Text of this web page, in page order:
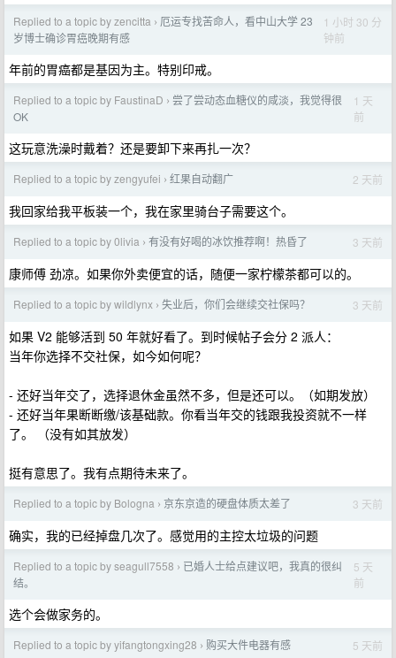
Replied to a topic by zencitta › 厄运专找苦命人，看中山大学 23
岁博士确诊胃癌晚期有感
1 小时 30 分
钟前
年前的胃癌都是基因为主。特别印戒。
Replied to a topic by FaustinaD › 尝了尝动态血糖仪的咸淡，我觉得很
OK
1 天
前
这玩意洗澡时戴着？还是要卸下来再扎一次？
Replied to a topic by zengyufei › 红果自动翻广 2 天前
我回家给我平板装一个，我在家里骑台子需要这个。
Replied to a topic by 0livia › 有没有好喝的冰饮推荐啊！热昏了 3 天前
康师傅 劲凉。如果你外卖便宜的话，随便一家柠檬茶都可以的。
Replied to a topic by wildlynx › 失业后，你们会继续交社保吗？ 3 天前
如果 V2 能够活到 50 年就好看了。到时候帖子会分 2 派人：
当年你选择不交社保，如今如何呢？
- 还好当年交了，选择退休金虽然不多，但是还可以。（如期发放）
- 还好当年果断断缴/该基础款。你看当年交的钱跟我投资就不一样
了。 （没有如其放发）
挺有意思了。我有点期待未来了。
Replied to a topic by Bologna › 京东京造的硬盘体质太差了 3 天前
确实，我的已经掉盘几次了。感觉用的主控太垃圾的问题
Replied to a topic by seagull7558 › 已婚人士给点建议吧，我真的很纠
结。
5 天
前
选个会做家务的。
Replied to a topic by yifangtongxing28 › 购买大件电器有感 5 天前